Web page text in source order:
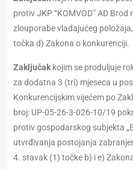
protiv JKP “KOMVOD” AD
zlouporabe vladajućeg
točka d) Zakona o konkurenciji.
Zaključak kojim se produljuje
za dodatna 3 (tri) mjeseca u
Konkurencijskim vijećem po
broj: UP-05-26-3-026-10/19
protiv gospodarskog subjekta
utvrđivanja postojanja
4. stavak (1) točke b) i e)